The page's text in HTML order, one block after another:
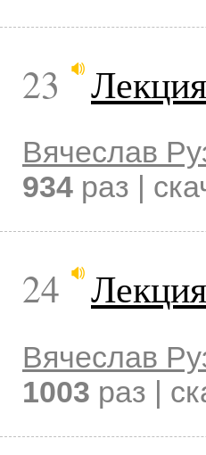
23
Вячеслав
934 раз |
24
Вячеслав
1003 раз |